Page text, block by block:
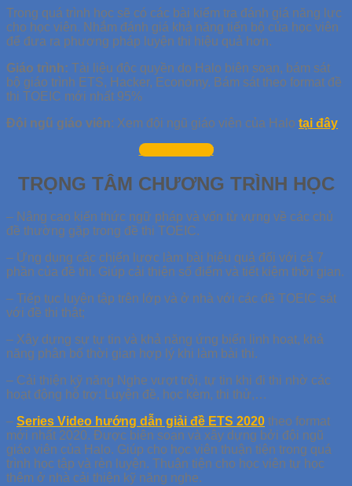
Trong quá trình học sẽ có các bài kiểm tra đánh giá năng lực
cho học viên. Nhắm đánh giá khả năng tiến bộ của học viên
để đưa ra phương pháp luyện thi hiệu quả hơn.
Giáo trình: Tài liệu độc quyền do Halo biên soạn, bám sát
bộ giáo trình ETS, Hacker, Economy. Bám sát theo format đề
thi TOEIC mới nhất 95%
Đội ngũ giáo viên: Xem đội ngũ giáo viên của Halo tại đây
đăng ký ngay
TRỌNG TÂM CHƯƠNG TRÌNH HỌC
– Nâng cao kiến thức ngữ pháp và vốn từ vựng về các chủ
đề thường gặp trong đề thi TOEIC.
– Ứng dụng các chiến lược làm bài hiệu quả đối với cả 7
phần của đề thi. Giúp cải thiện số điểm và tiết kiệm thời gian.
– Tiếp tục luyện tập trên lớp và ở nhà với các đề TOEIC sát
với đề thi thật;
– Xây dựng sự tự tin và khả năng ứng biến linh hoạt, khả
năng phân bố thời gian hợp lý khi làm bài thi.
– Cải thiện kỹ năng Nghe vượt trội, tự tin khi đi thi nhờ các
hoạt động hỗ trợ: Luyện đề, học kèm, thi thử,…
– Series Video hướng dẫn giải đề ETS 2020 theo format
mới nhất 2020. Được biên soạn và xây dựng bởi đội ngũ
giáo viên của Halo. Giúp cho học viên thuận tiện trong quá
trình học tập và rèn luyện. Thuận tiện cho học viên tự học
thêm ở nhà cải thiện kỹ năng nghe.